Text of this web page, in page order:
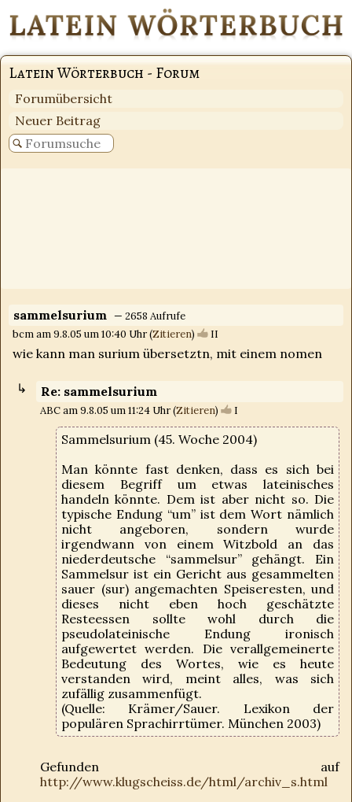
Latein Wörterbuch - Forum
Forumübersicht
Neuer Beitrag
sammelsurium — 2658 Aufrufe
bcm am 9.8.05 um 10:40 Uhr (Zitieren) II
wie kann man surium übersetztn, mit einem nomen
Re: sammelsurium
ABC am 9.8.05 um 11:24 Uhr (Zitieren) I
Sammelsurium (45. Woche 2004)
Man könnte fast denken, dass es sich bei
diesem Begriff um etwas lateinisches
handeln könnte. Dem ist aber nicht so. Die
typische Endung “um” ist dem Wort nämlich
nicht angeboren, sondern wurde
irgendwann von einem Witzbold an das
niederdeutsche “sammelsur” gehängt. Ein
Sammelsur ist ein Gericht aus gesammelten
sauer (sur) angemachten Speiseresten, und
dieses nicht eben hoch geschätzte
Resteessen sollte wohl durch die
pseudolateinische Endung ironisch
aufgewertet werden. Die verallgemeinerte
Bedeutung des Wortes, wie es heute
verstanden wird, meint alles, was sich
zufällig zusammenfügt.
(Quelle: Krämer/Sauer. Lexikon der
populären Sprachirrtümer. München 2003)
Gefunden auf
http://www.klugscheiss.de/html/archiv_s.html